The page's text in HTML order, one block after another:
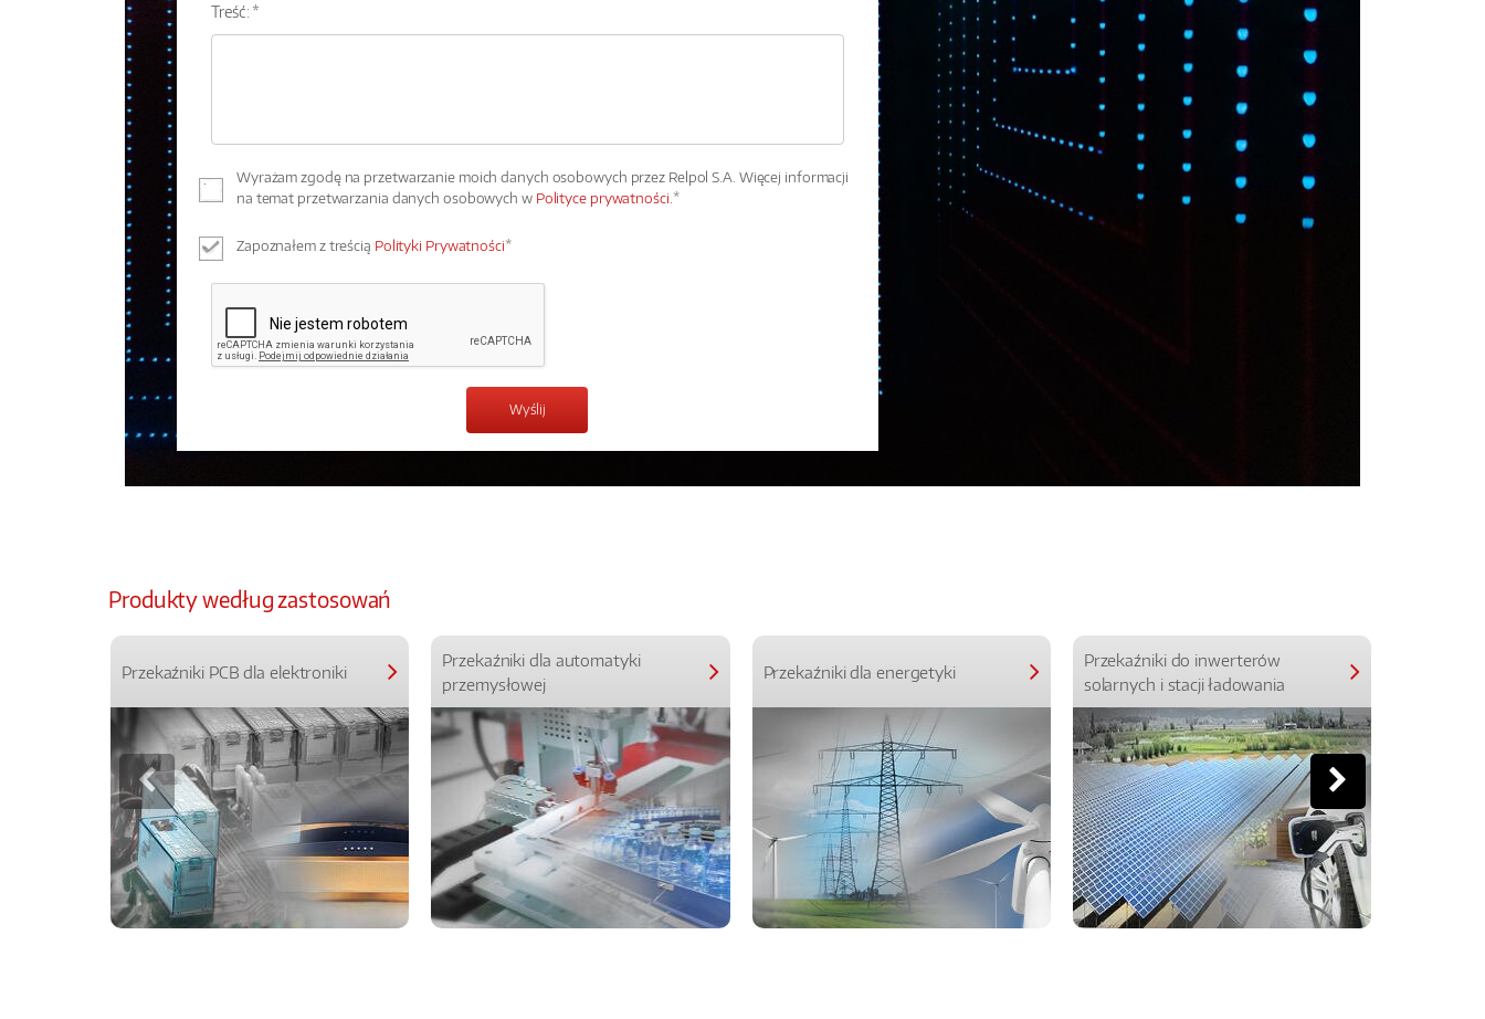
Treść: *
Wyrażam zgodę na przetwarzanie moich danych osobowych przez Relpol S.A. Więcej informacji
na temat przetwarzania danych osobowych w Polityce prywatności.*
Zapoznałem z treścią Polityki Prywatności*
Produkty według zastosowań
Przekaźniki PCB dla elektroniki
Przekaźniki dla automatyki
przemysłowej
Przekaźniki dla energetyki
Przekaźniki do inwerterów
solarnych i stacji ładowania